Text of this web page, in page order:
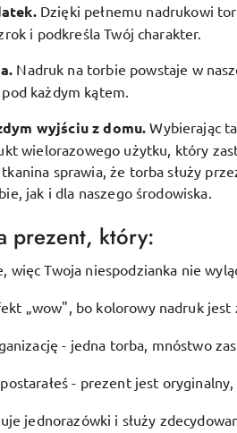
. Dzięki pełnemu nadrukowi
i podkreśla Twój charakter.
Nadruk na torbie powstaje w
każdym kątem.
wyjściu z domu.Wybierając
wielorazowego użytku, który
sprawia, że torba służy
jak i dla naszego środowiska.
prezent, który:
więc Twoja niespodzianka nie
„wow", bo kolorowy nadruk jest
- jedna torba, mnóstwo
- prezent jest
jednorazówki i służy